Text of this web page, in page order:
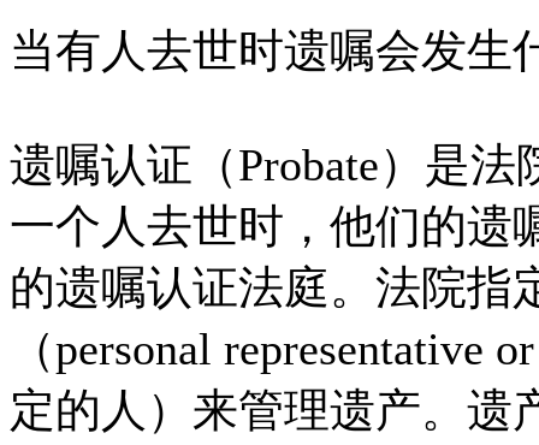
当有人去世时遗嘱会发生
遗嘱认证（Probate）是
一个人去世时，他们的遗
的遗嘱认证法庭。法院指
（personal representative
定的人）来管理遗产。遗